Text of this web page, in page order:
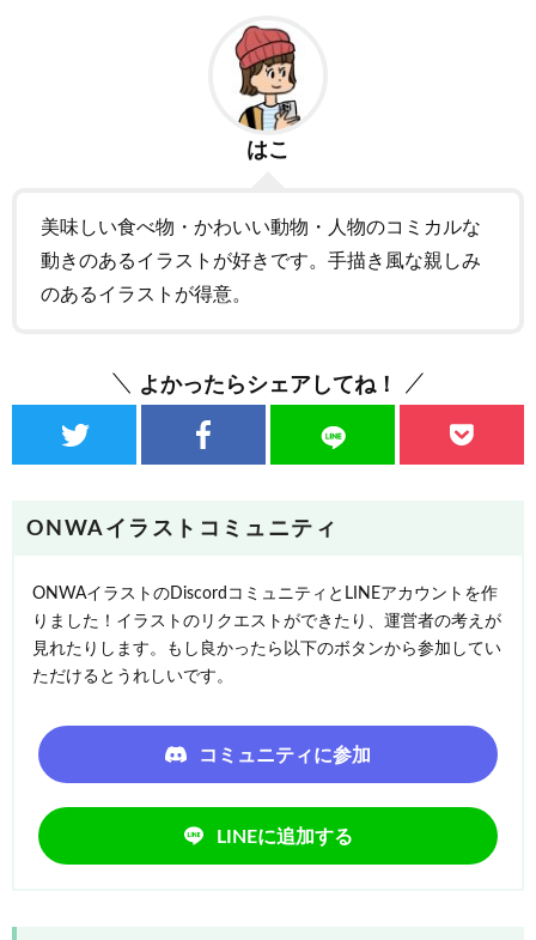
はこ
美味しい食べ物・かわいい動物・人物のコミカルな
動きのあるイラストが好きです。手描き風な親しみ
のあるイラストが得意。
よかったらシェアしてね！
ONWAイラストコミュニティ
ONWAイラストのDiscordコミュニティとLINEアカウントを作
りました！イラストのリクエストができたり、運営者の考えが
見れたりします。もし良かったら以下のボタンから参加してい
ただけるとうれしいです。
コミュニティに参加
LINEに追加する